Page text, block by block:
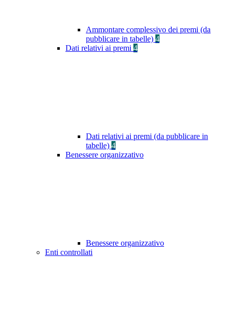
Ammontare complessivo dei premi (da
pubblicare in tabelle) 4
Dati relativi ai premi 4
Dati relativi ai premi (da pubblicare in
tabelle) 4
Benessere organizzativo
Benessere organizzativo
Enti controllati